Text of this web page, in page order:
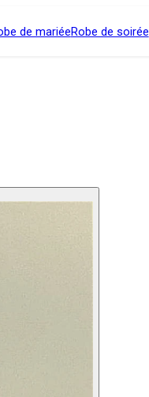
de mariéeRobe de soirée